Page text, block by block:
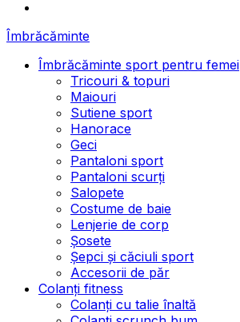
Îmbrăcăminte
Îmbrăcăminte sport pentru femei
Tricouri & topuri
Maiouri
Sutiene sport
Hanorace
Geci
Pantaloni sport
Pantaloni scurți
Salopete
Costume de baie
Lenjerie de corp
Șosete
Șepci și căciuli sport
Accesorii de păr
Colanți fitness
Colanți cu talie înaltă